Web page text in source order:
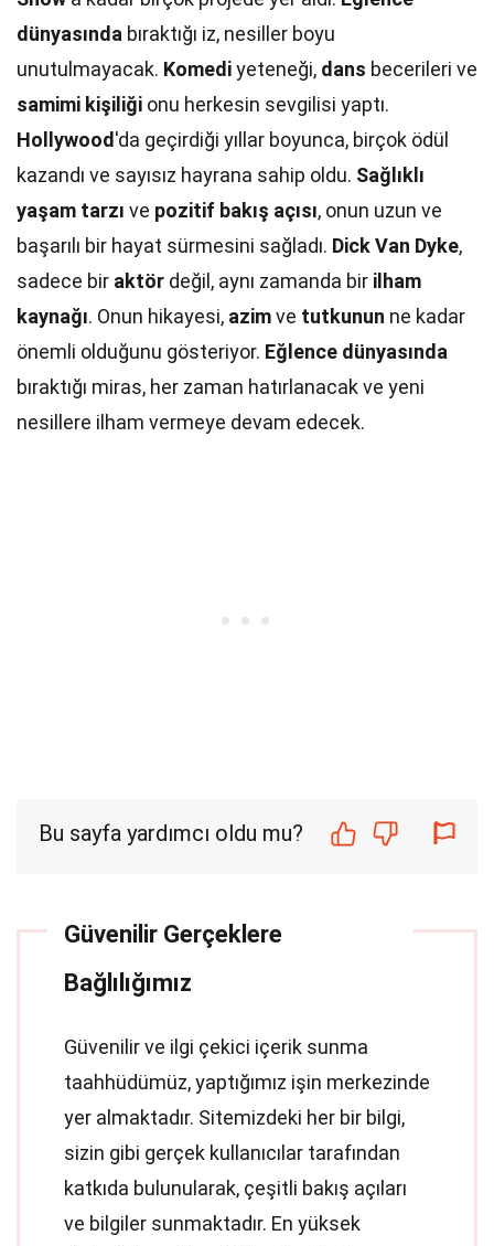
dünyasında bıraktığı iz, nesiller boyu
unutulmayacak. Komediyeteneği, dans becerileri ve
samimi kişiliği onu herkesin sevgilisi yaptı.
Hollywood 'da geçirdiği yıllar boyunca, birçok ödül
kazandı ve sayısız hayrana sahip oldu. Sağlıklı
yaşam tarzı ve pozitif bakış açısı, onun uzun ve
başarılı bir hayat sürmesini sağladı. Dick Van Dyke,
sadece bir aktör değil, aynı zamanda bir ilham
kaynağı. Onun hikayesi, azimve tutkunun ne kadar
önemli olduğunu gösteriyor. Eğlence dünyasında
bıraktığı miras, her zaman hatırlanacak ve yeni
nesillere ilham vermeye devam edecek.
Bu sayfa yardımcı oldu mu?
Güvenilir Gerçeklere
Bağlılığımız
Güvenilir ve ilgi çekici içerik sunma
taahhüdümüz, yaptığımız işin merkezinde
yer almaktadır. Sitemizdeki her bir bilgi,
sizin gibi gerçek kullanıcılar tarafından
katkıda bulunularak, çeşitli bakış açıları
ve bilgiler sunmaktadır. En yüksek